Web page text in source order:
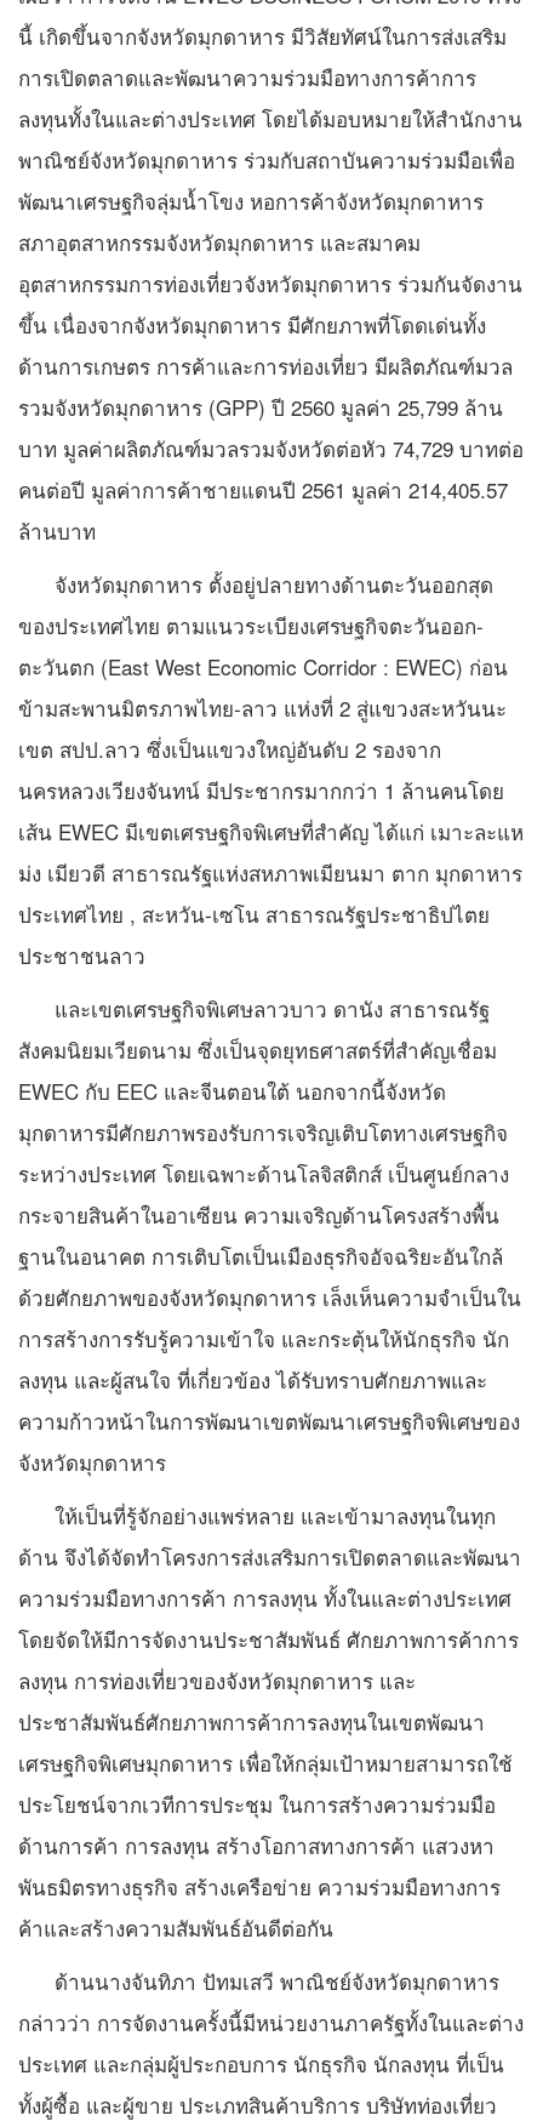
นี้ เกิดขึ้นจากจังหวัดมุกดาหาร มีวิสัยทัศน์ในการส่งเสริม
การเปิดตลาดและพัฒนาความร่วมมือทางการค้าการ
ลงทุนทั้งในและต่างประเทศ โดยได้มอบหมายให้สำนักงาน
พาณิชย์จังหวัดมุกดาหาร ร่วมกับสถาบันความร่วมมือเพื่อ
พัฒนาเศรษฐกิจลุ่มน้ำโขง หอการค้าจังหวัดมุกดาหาร
สภาอุตสาหกรรมจังหวัดมุกดาหาร และสมาคม
อุตสาหกรรมการท่องเที่ยวจังหวัดมุกดาหาร ร่วมกันจัดงาน
ขึ้น เนื่องจากจังหวัดมุกดาหาร มีศักยภาพที่โดดเด่นทั้ง
ด้านการเกษตร การค้าและการท่องเที่ยว มีผลิตภัณฑ์มวล
รวมจังหวัดมุกดาหาร (GPP) ปี 2560 มูลค่า 25,799 ล้าน
บาท มูลค่าผลิตภัณฑ์มวลรวมจังหวัดต่อหัว 74,729 บาทต่อ
คนต่อปี มูลค่าการค้าชายแดนปี 2561 มูลค่า 214,405.57
ล้านบาท
จังหวัดมุกดาหาร ตั้งอยู่ปลายทางด้านตะวันออกสุด
ของประเทศไทย ตามแนวระเบียงเศรษฐกิจตะวันออก-
ตะวันตก (East West Economic Corridor : EWEC) ก่อน
ข้ามสะพานมิตรภาพไทย-ลาว แห่งที่ 2 สู่แขวงสะหวันนะ
เขต สปป.ลาว ซึ่งเป็นแขวงใหญ่อันดับ 2 รองจาก
นครหลวงเวียงจันทน์ มีประชากรมากกว่า 1 ล้านคนโดย
เส้น EWEC มีเขตเศรษฐกิจพิเศษที่สำคัญ ได้แก่ เมาะละแห
ม่ง เมียวดี สาธารณรัฐแห่งสหภาพเมียนมา ตาก มุกดาหาร
ประเทศไทย , สะหวัน-เซโน สาธารณรัฐประชาธิปไตย
ประชาชนลาว
และเขตเศรษฐกิจพิเศษลาวบาว ดานัง สาธารณรัฐ
สังคมนิยมเวียดนาม ซึ่งเป็นจุดยุทธศาสตร์ที่สำคัญเชื่อม
EWEC กับ EEC และจีนตอนใต้ นอกจากนี้จังหวัด
มุกดาหารมีศักยภาพรองรับการเจริญเติบโตทางเศรษฐกิจ
ระหว่างประเทศ โดยเฉพาะด้านโลจิสติกส์ เป็นศูนย์กลาง
กระจายสินค้าในอาเซียน ความเจริญด้านโครงสร้างพื้น
ฐานในอนาคต การเติบโตเป็นเมืองธุรกิจอัจฉริยะอันใกล้
ด้วยศักยภาพของจังหวัดมุกดาหาร เล็งเห็นความจำเป็นใน
การสร้างการรับรู้ความเข้าใจ และกระตุ้นให้นักธุรกิจ นัก
ลงทุน และผู้สนใจ ที่เกี่ยวข้อง ได้รับทราบศักยภาพและ
ความก้าวหน้าในการพัฒนาเขตพัฒนาเศรษฐกิจพิเศษของ
จังหวัดมุกดาหาร
ให้เป็นที่รู้จักอย่างแพร่หลาย และเข้ามาลงทุนในทุก
ด้าน จึงได้จัดทำโครงการส่งเสริมการเปิดตลาดและพัฒนา
ความร่วมมือทางการค้า การลงทุน ทั้งในและต่างประเทศ
โดยจัดให้มีการจัดงานประชาสัมพันธ์ ศักยภาพการค้าการ
ลงทุน การท่องเที่ยวของจังหวัดมุกดาหาร และ
ประชาสัมพันธ์ศักยภาพการค้าการลงทุนในเขตพัฒนา
เศรษฐกิจพิเศษมุกดาหาร เพื่อให้กลุ่มเป้าหมายสามารถใช้
ประโยชน์จากเวทีการประชุม ในการสร้างความร่วมมือ
ด้านการค้า การลงทุน สร้างโอกาสทางการค้า แสวงหา
พันธมิตรทางธุรกิจ สร้างเครือข่าย ความร่วมมือทางการ
ค้าและสร้างความสัมพันธ์อันดีต่อกัน
ด้านนางจันทิภา ปัทมเสวี พาณิชย์จังหวัดมุกดาหาร
กล่าวว่า การจัดงานครั้งนี้มีหน่วยงานภาครัฐทั้งในและต่าง
ประเทศ และกลุ่มผู้ประกอบการ นักธุรกิจ นักลงทุน ที่เป็น
ทั้งผู้ซื้อ และผู้ขาย ประเภทสินค้าบริการ บริษัทท่องเที่ยว